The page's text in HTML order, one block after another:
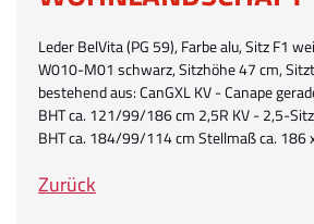
Leder BelVita (PG 59), Farbe alu, Sitz F1
W010-M01 schwarz, Sitzhöhe 47 cm,
bestehend aus: CanGXL KV - Canape
BHT ca. 121/99/186 cm 2,5R KV - 2,5-
BHT ca. 184/99/114 cm Stellmaß ca. 186
Zurück